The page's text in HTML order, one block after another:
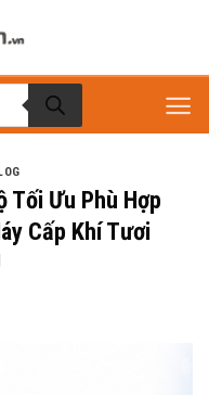
Tối Ưu Phù Hợp
Cấp Khí Tươi